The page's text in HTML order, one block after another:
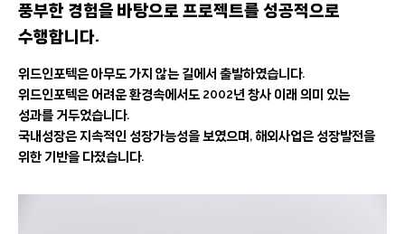
풍부한 경험을 바탕으로 프로젝트를 성공적으로
수행합니다.
위드인포텍은 아무도 가지 않는 길에서 출발하였습니다.
위드인포텍은 어려운 환경속에서도 2002년 창사 이래 의미 있는
성과를 거두었습니다.
국내성장은 지속적인 성장가능성을 보였으며, 해외사업은 성장발전을
위한 기반을 다졌습니다.